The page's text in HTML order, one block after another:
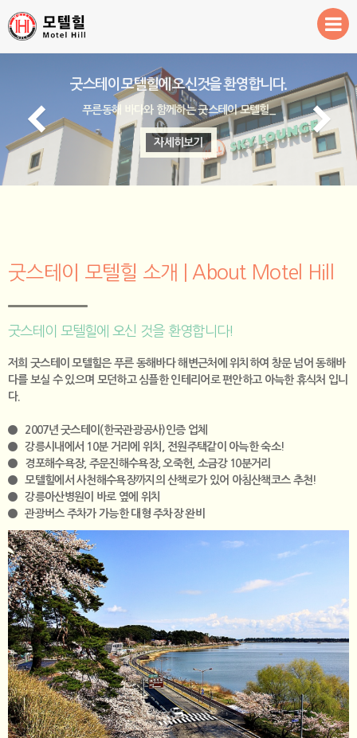
예약 및 이용안내
주변관광지
굿스테이 모텔힐에 오신것을 환영합니다.
푸른동해 바다와 함께하는 굿스테이 모텔힐_
자세히보기
굿스테이 모텔힐 소개 | About Motel Hill
굿스테이 모텔힐에 오신 것을 환영합니다!
저희 굿스테이 모텔힐은 푸른 동해바다 해변근처에 위치하여 창문 넘어 동해바
다를 보실 수 있으며 모던하고 심플한 인테리어로 편안하고 아늑한 휴식처 입니
다.
2007년 굿스테이(한국관광공사)인증 업체
강릉시내에서 10분 거리에 위치, 전원주택같이 아늑한 숙소!
경포해수욕장, 주문진해수욕장, 오죽헌, 소금강 10분거리
모텔힐에서 사천해수욕장까지의 산책로가 있어 아침산책코스 추천!
강릉아산병원이 바로 옆에 위치
관광버스 주차가 가능한 대형 주차장 완비